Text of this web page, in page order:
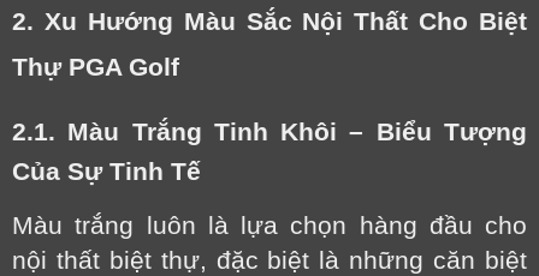
2. Xu Hướng Màu Sắc Nội Thất Cho Biệt
Thự PGA Golf
2.1. Màu Trắng Tinh Khôi – Biểu Tượng
Của Sự Tinh Tế
Màu trắng luôn là lựa chọn hàng đầu cho
nội thất biệt thự, đặc biệt là những căn biệt